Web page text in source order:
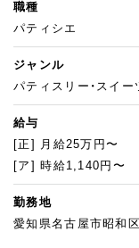
職種
パティシエ
ジャンル
パティスリー・スイー
給与
[正] 月給25万円〜
[ア] 時給1,140円〜
勤務地
愛知県名古屋市昭和